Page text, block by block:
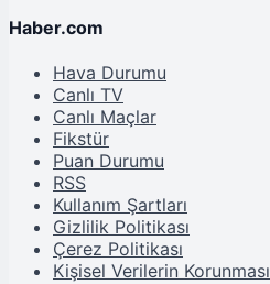
Haber.com
Hava Durumu
Canlı TV
Canlı Maçlar
Fikstür
Puan Durumu
RSS
Kullanım Şartları
Gizlilik Politikası
Çerez Politikası
Kişisel Verilerin Korunması